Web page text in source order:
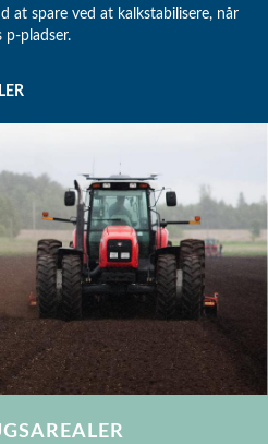
at spare ved at kalkstabilisere, når
p-pladser.